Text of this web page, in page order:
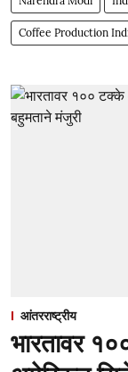
Coffee Production
आंतरराष्ट्रीय
भारतावर